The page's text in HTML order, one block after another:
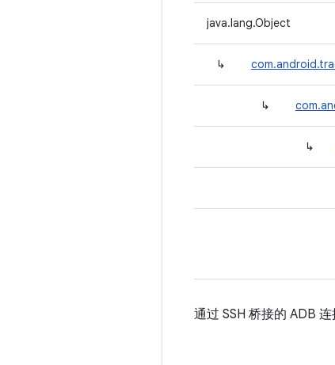
java.lang.Object
↳
↳
↳
通过 SSH 桥接的 ADB 连